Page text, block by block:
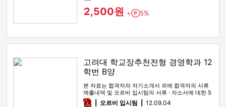
2,500원 + Point
5%
고려대 학교장추천전형 경영학과 12
학번 B양
본 자료는 합격자의 자기소개서 외에 합격자의 서류
제출내역 및 오르비 입시팀의 서류 · 자소서에 대한 S
WOT 분석이 포함돼 …
pdf오르비 입시팀 12.09.04